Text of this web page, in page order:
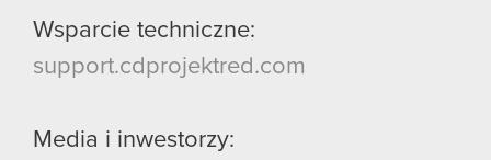
Wsparcie techniczne:
support.cdprojektred.com
Media i inwestorzy: